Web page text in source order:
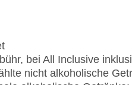
bei All Inclusive
nicht alkoholische